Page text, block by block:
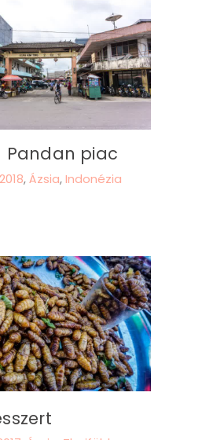
Pandan piac
2018,Ázsia,Indonézia